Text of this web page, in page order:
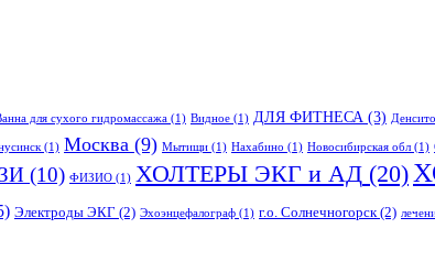
для сухого гидромассажа (1) Видное (1) ДЛЯ ФИТНЕСА (3)
(1) Москва (9) Мытищи (1) Нахабино (1) Новосибирская обл (1)
(10) ФИЗИО (1) ХОЛТЕРЫ ЭКГ и АД (20)
Электроды ЭКГ (2) Эхоэнцефалограф (1) г.о. Солнечногорск (2)